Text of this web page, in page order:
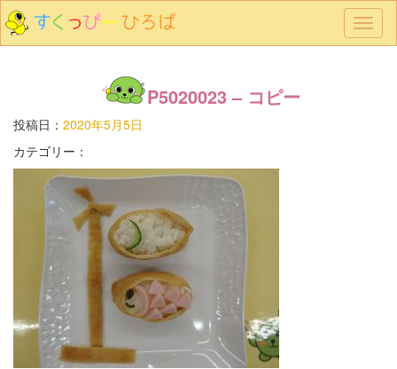
メ
ニ
P5020023 – コピー
投稿日： 2020年5月5日
カテゴリー：